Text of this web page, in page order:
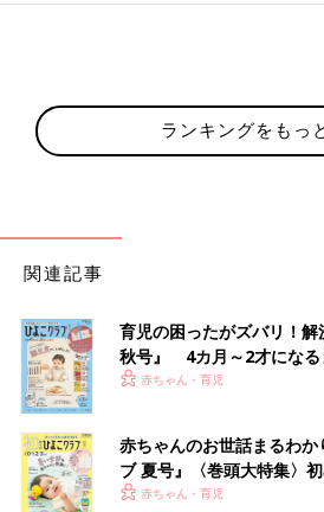
●初めてママ＆パパのための 365日の離乳食カレン
楽天ブックスで
ランキングをもっ
関連記事
育児の困ったがズバリ！
秋号』 4カ月～2才になる
いっぱい！
赤ちゃん・育児
赤ちゃんのお世話まるわ
ブ 夏号』〈巻頭大特集〉
く！ おっぱい・ミルクの
赤ちゃん・育児